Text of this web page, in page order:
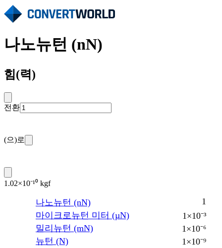
나노뉴턴 (nN)
힘(력)
전환
(으)로
1.02×10⁻¹⁰ kgf
나노뉴턴 (nN)
1
마이크로뉴턴 미터 (µN)
1×10⁻³
밀리뉴턴 (mN)
1×10⁻⁶
뉴턴 (N)
1×10⁻⁹